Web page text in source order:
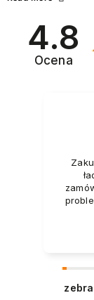
2026? Znajdź
4.8
Ocena